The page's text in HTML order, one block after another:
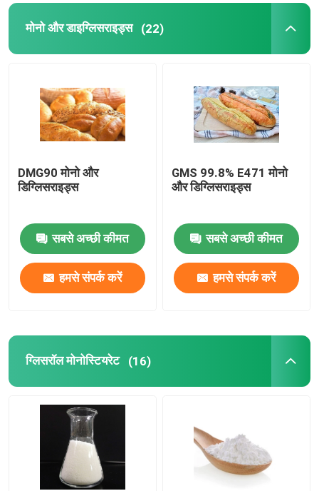
मोनो और डाइग्लिसराइड्स (22)
DMG90 मोनो और
डिग्लिसराइड्स
सबसे अच्छी कीमत
हमसे संपर्क करें
GMS 99.8% E471 मोनो
और डिग्लिसराइड्स
सबसे अच्छी कीमत
हमसे संपर्क करें
ग्लिसरॉल मोनोस्टियरेट (16)